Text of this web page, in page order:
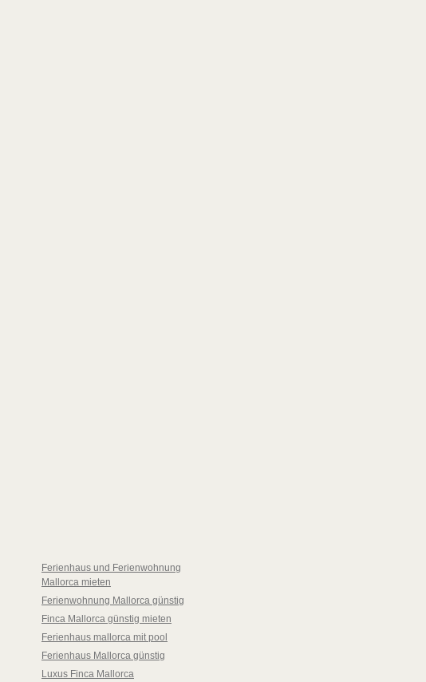
Ferienhaus und Ferienwohnung
Mallorca mieten
Ferienwohnung Mallorca günstig
Finca Mallorca günstig mieten
Ferienhaus mallorca mit pool
Ferienhaus Mallorca günstig
Luxus Finca Mallorca